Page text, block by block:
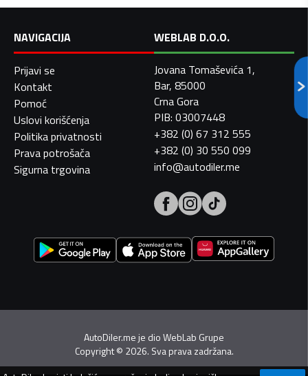
NAVIGACIJA
Prijavi se
Kontakt
Pomoć
Uslovi korišćenja
Politika privatnosti
Prava potrošača
Sigurna trgovina
WEBLAB D.O.O.
Jovana Tomaševića 1,
Bar, 85000
Crna Gora
PIB: 03007448
+382 (0) 67 312 555
+382 (0) 30 550 099
info@autodiler.me
AutoDiler.me je dioWebLab Grupe
Copyright© 2026. Sva prava zadržana.